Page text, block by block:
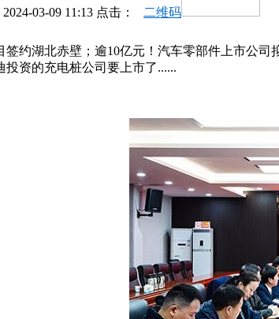
2024-03-09 11:13 点击： 二维码
签约湖北赤壁；逾10亿元！汽车零部件上市公
资的充电桩公司要上市了......